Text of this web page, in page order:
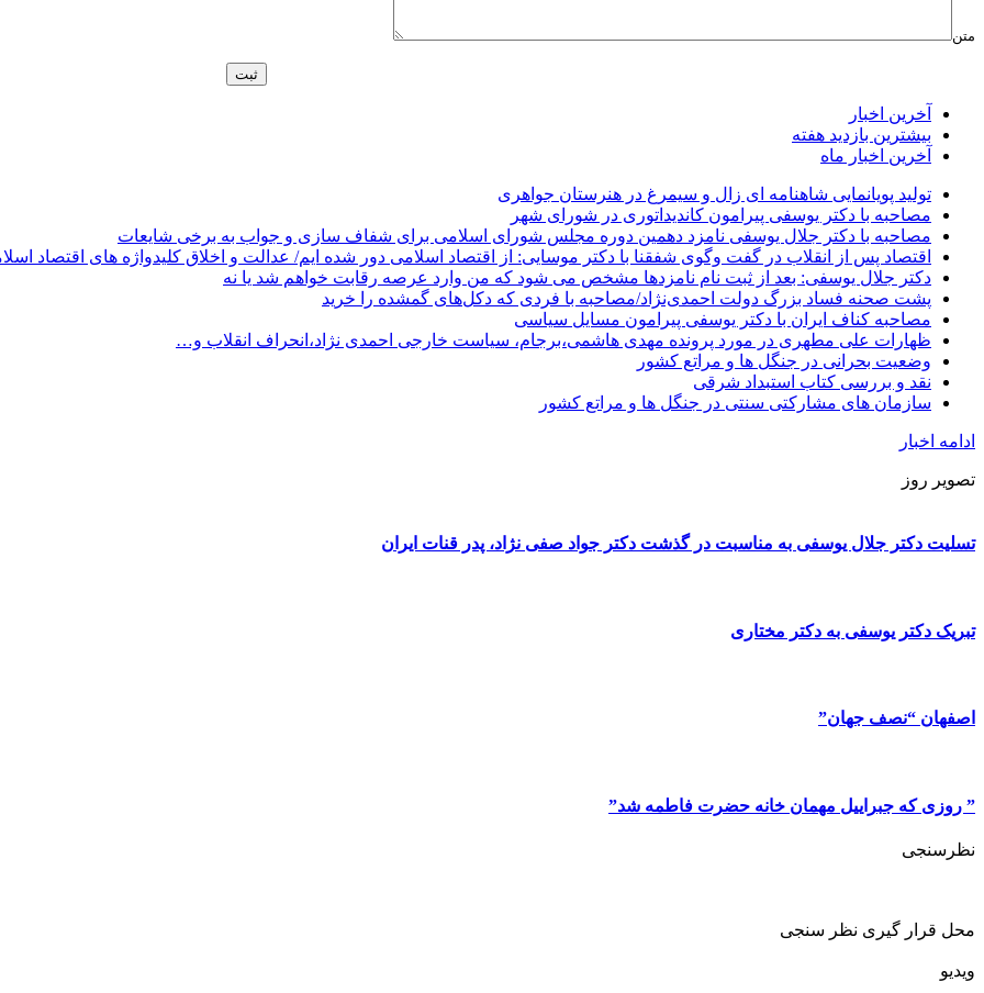
متن
آخرین اخبار
بیشترین بازدید هفته
آخرین اخبار ماه
تولید پویانمایی شاهنامه ای زال و سیمرغ در هنرستان جواهری
مصاحبه با دکتر یوسفی پیرامون کاندیداتوری در شورای شهر
مصاحبه با دکتر جلال یوسفی نامزد دهمین دوره مجلس شورای اسلامی برای شفاف سازی و جواب به برخی شایعات
اقتصاد پس از انقلاب در گفت وگوی شفقنا با دکتر موسایی: از اقتصاد اسلامی دور شده ایم/ عدالت و اخلاق کلیدواژه های اقتصاد
دکتر جلال یوسفی: بعد از ثبت نام نامزدها مشخص می شود که من وارد عرصه رقابت خواهم شد یا نه
پشت صحنه فساد بزرگ دولت احمدی‌نژاد/مصاحبه با فردی که دکل‌های گمشده را خرید
مصاحبه کناف ایران با دکتر یوسفی پیرامون مسایل سیاسی
ظهارات علی مطهری در مورد پرونده مهدی هاشمی،برجام، سیاست خارجی احمدی نژاد،انحراف انقلاب و…
وضعیت بحرانی در جنگل ها و مراتع کشور
نقد و بررسی کتاب استبداد شرقی
سازمان های مشارکتی سنتی در جنگل ها و مراتع کشور
ادامه اخبار
تصویر روز
تسلیت دکتر جلال یوسفی به مناسبت در گذشت دکتر جواد صفی نژاد، پدر قنات ایران
تبریک دکتر یوسفی به دکتر مختاری
اصفهان “نصف جهان”
” روزی که جبراییل مهمان خانه حضرت فاطمه شد”
نظرسنجی
محل قرار گیری نظر سنجی
ویدیو